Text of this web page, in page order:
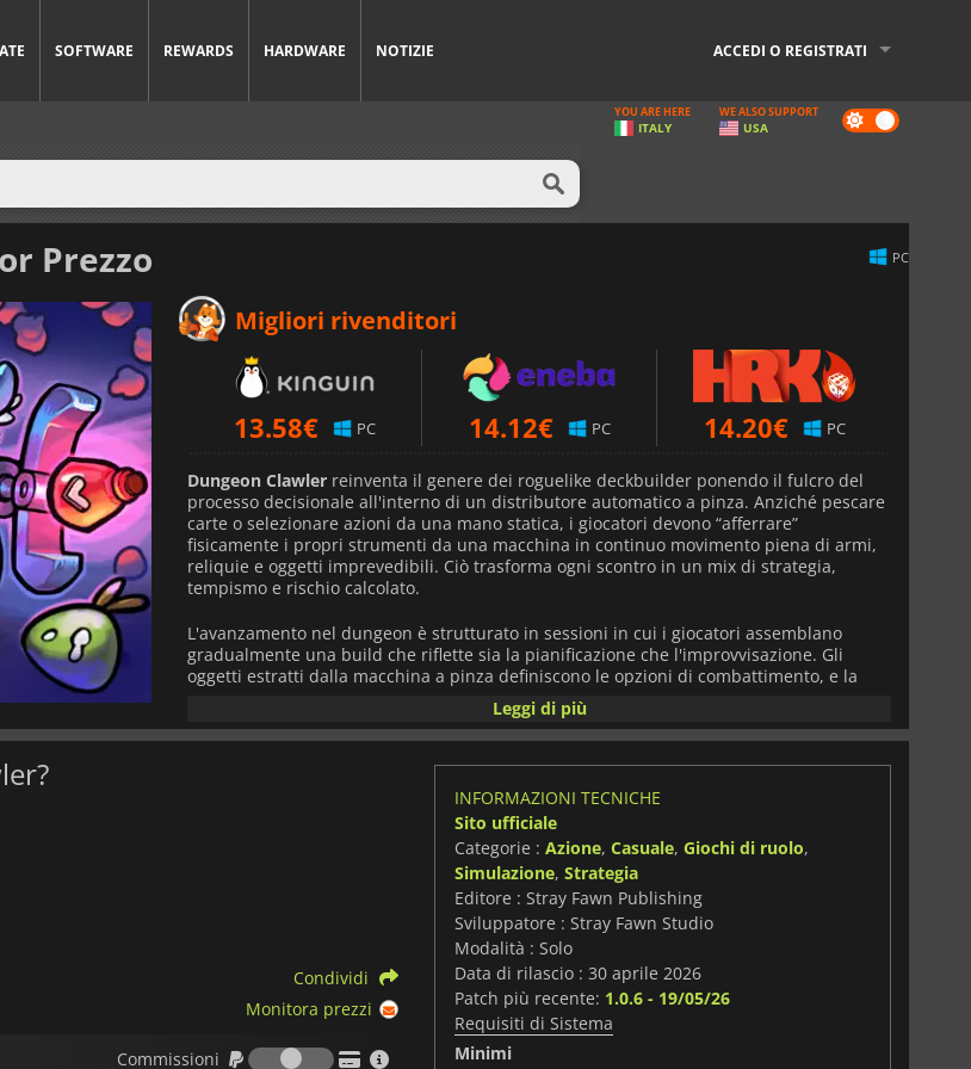
SOFTWARE REWARDS HARDWARE NOTIZIE ACCEDI O REGISTRATI
Dark
mode
YOU ARE HERE
ITALY
WE ALSO SUPPORT
USA
Prezzo PC
Migliori rivenditori
13.58€ PC 14.12€ PC 14.20€ PC
Dungeon Clawler reinventa il genere dei roguelike deckbuilder ponendo il fulcro del
processo decisionale all'interno di un distributore automatico a pinza. Anziché pescare
carte o selezionare azioni da una mano statica, i giocatori devono “afferrare”
fisicamente i propri strumenti da una macchina in continuo movimento piena di armi,
reliquie e oggetti imprevedibili. Ciò trasforma ogni scontro in un mix di strategia,
tempismo e rischio calcolato.
L'avanzamento nel dungeon è strutturato in sessioni in cui i giocatori assemblano
gradualmente una build che riflette sia la pianificazione che l'improvvisazione. Gli
oggetti estratti dalla macchina a pinza definiscono le opzioni di combattimento, e la
loro collocazione e le loro interazioni creano sinergie emergenti che possono
stabilizzare una sessione o farla precipitare nel caos. Una selezione accurata diventa
essenziale, poiché non ogni presa andrà a segno come previsto.
personaggi espandono ulteriormente il sistema. Queste aggiunte alterano il
comportamento della pinza e l'interazione degli oggetti, incoraggiando la
sperimentazione con combinazioni non convenzionali. Ogni partita si evolve quindi in
modo diverso, anche partendo da condizioni familiari.
Gli incontri nel dungeon richiedono un adattamento costante. Nemici e pericoli
costringono i giocatori a valutare l'affidabilità della loro configurazione attuale contro la
tentazione di prese più rischiose ma più remunerative. Poiché i risultati dipendono in
parte dalla precisione dettata dalla fisica, nessuna strategia rimane completamente
sicura a lungo.
Dungeon Clawlerfonde l'imprevedibilità dei giochi arcade con la struttura roguelike,
Leggi di più
Condividi
Monitora prezzi
Commissioni
Commissioni
INFORMAZIONI TECNICHE
Sito ufficiale
Categorie : Azione, Casuale, Giochi di ruolo,
Simulazione, Strategia
Editore : Stray Fawn Publishing
Sviluppatore : Stray Fawn Studio
Modalità : Solo
Data di rilascio : 30 aprile 2026
Patch più recente: 1.0.6 - 19/05/26
Requisiti di Sistema
Minimi